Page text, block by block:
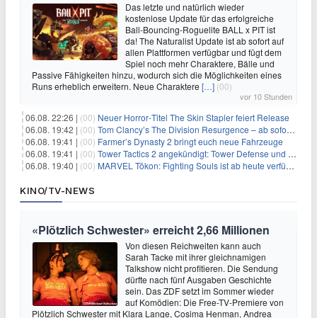
Das letzte und natürlich wieder
kostenlose Update für das erfolgreiche
Ball-Bouncing-Roguelite BALL x PIT ist
da! The Naturalist Update ist ab sofort auf
allen Plattformen verfügbar und fügt dem
Spiel noch mehr Charaktere, Bälle und
Passive Fähigkeiten hinzu, wodurch sich die Möglichkeiten eines
Runs erheblich erweitern. Neue Charaktere […] (00)
vor 10 Stunden
06.08. 22:26 | (00) Neuer Horror‑Titel The Skin Stapler feiert Release
06.08. 19:42 | (00) Tom Clancy’s The Division Resurgence – ab sofort für euch verfügbar
06.08. 19:41 | (00) Farmer’s Dynasty 2 bringt euch neue Fahrzeuge
06.08. 19:41 | (00) Tower Tactics 2 angekündigt: Tower Defense und Deckbuilding Kombo kehrt zurück
06.08. 19:40 | (00) MARVEL Tōkon: Fighting Souls ist ab heute verfügbar
KINO/TV-NEWS
«Plötzlich Schwester» erreicht 2,66 Millionen
Von diesen Reichweiten kann auch
Sarah Tacke mit ihrer gleichnamigen
Talkshow nicht profitieren. Die Sendung
dürfte nach fünf Ausgaben Geschichte
sein. Das ZDF setzt im Sommer wieder
auf Komödien: Die Free-TV-Premiere von
Plötzlich Schwester mit Klara Lange, Cosima Henman, Andrea